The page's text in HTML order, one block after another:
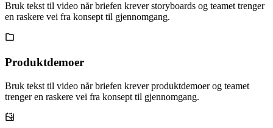
Bruk tekst til video når briefen krever storyboards og teamet trenger
en raskere vei fra konsept til gjennomgang.
Produktdemoer
Bruk tekst til video når briefen krever produktdemoer og teamet
trenger en raskere vei fra konsept til gjennomgang.